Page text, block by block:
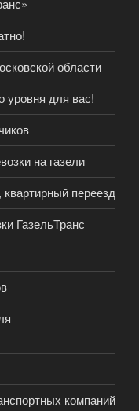
области
уровня для вас!
на газели
переезд
ГазельТранс
компаний